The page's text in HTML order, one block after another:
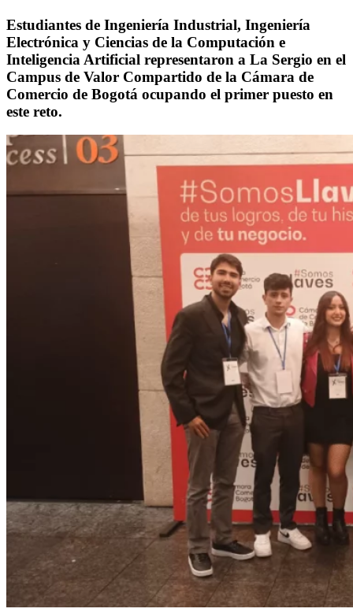
Estudiantes de Ingeniería Industrial, Ingeniería
Electrónica y Ciencias de la Computación e
Inteligencia Artificial representaron a La Sergio en el
Campus de Valor Compartido de la Cámara de
Comercio de Bogotá ocupando el primer puesto en
este reto.